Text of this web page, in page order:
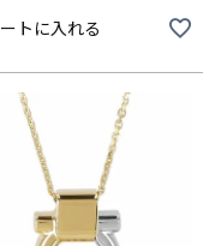
トに入れる